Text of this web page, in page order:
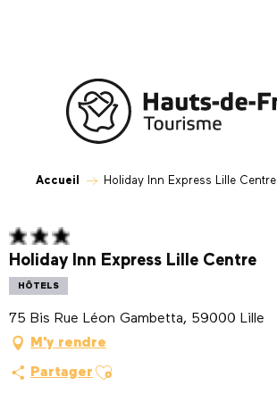
Accueil Holiday Inn Express Lille Centre
Holiday Inn Express Lille Centre
HÔTELS
75 Bis Rue Léon Gambetta, 59000 Lille
M'y rendre
Partager Ajouter aux favoris